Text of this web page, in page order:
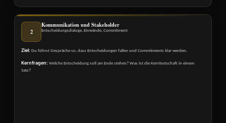
2
Kommunikation und Stakeholder
Entscheidungsdialoge, Einwände, Commitment
Ziel: Du führst Gespräche so, dass Entscheidungen fallen und Commitments klar werden.
Kernfragen: Welche Entscheidung soll am Ende stehen? Was ist die Kernbotschaft in einem
Satz?